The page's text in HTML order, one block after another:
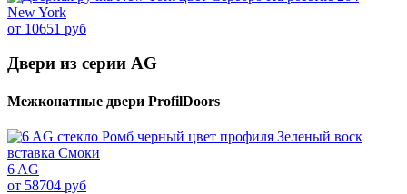
New York
от 10651 руб
Двери из серии AG
Межконатные двери ProfilDoors
6 AG
от 58704 руб